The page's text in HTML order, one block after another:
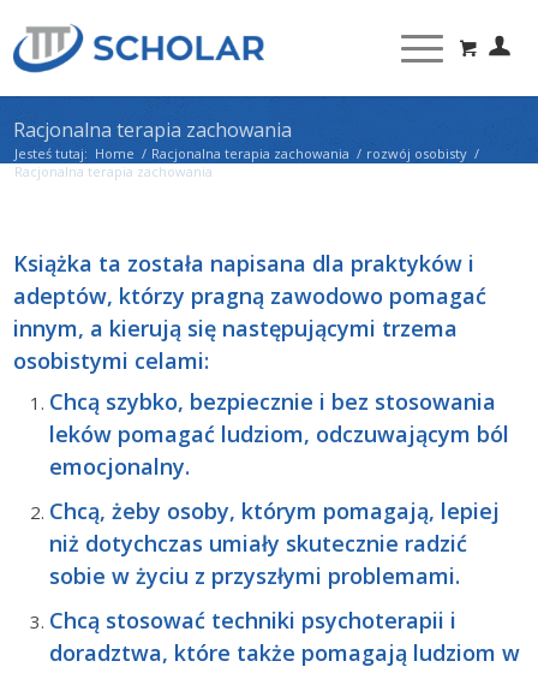
Racjonalna terapia zachowania
Jesteś tutaj: Home / Racjonalna terapia zachowania / rozwój osobisty /
Racjonalna terapia zachowania
Książka ta została napisana dla praktyków i
adeptów, którzy pragną zawodowo pomagać
innym, a kierują się następującymi trzema
osobistymi celami:
Chcą szybko, bezpiecznie i bez stosowania
leków pomagać ludziom, odczuwającym ból
emocjonalny.
Chcą, żeby osoby, którym pomagają, lepiej
niż dotychczas umiały skutecznie radzić
sobie w życiu z przyszłymi problemami.
Chcą stosować techniki psychoterapii i
doradztwa, które także pomagają ludziom w